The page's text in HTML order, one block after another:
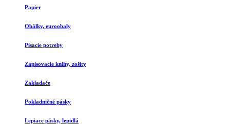
Papier
Obálky, euroobaly
Písacie potreby
Zapisovacie knihy, zošity
Zakladače
Pokladničné pásky
Lepiace pásky, lepidlá